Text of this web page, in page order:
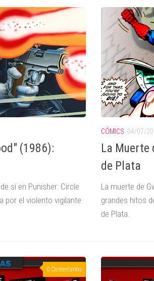
(1986):
sí en Punisher: Circle
por el violento vigilante
CÓMICS 04/07/
La Muerte
de Plata
La muerte de
grandes hitos
de Plata.
0 Comentarios